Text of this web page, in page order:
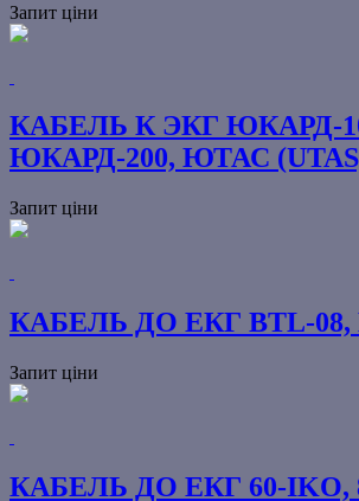
Запит ціни
КАБЕЛЬ К ЭКГ ЮКАРД-
ЮКАРД-200, ЮТАС
Запит ціни
КАБЕЛЬ ДО ЕКГ BTL-08,
Запит ціни
КАБЕЛЬ ДО ЕКГ 60-IKO,